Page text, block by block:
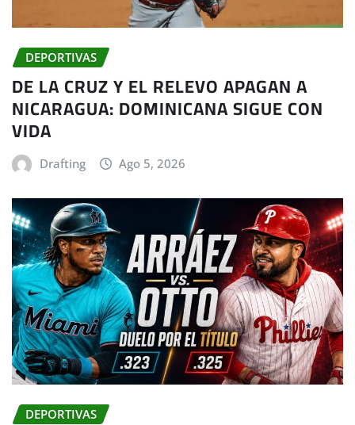
DEPORTIVAS
DE LA CRUZ Y EL RELEVO APAGAN A
NICARAGUA: DOMINICANA SIGUE CON
VIDA
Drafting Ago 5, 2026
DEPORTIVAS